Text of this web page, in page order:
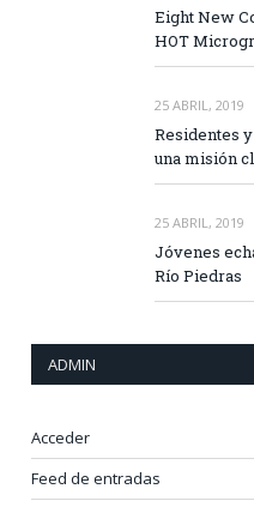
Eight New
HOT
25 ABRIL, 2019
Residentes
una misión
25 ABRIL, 2019
Jóvenes
Río Piedras
ADMIN
Acceder
Feed de entradas